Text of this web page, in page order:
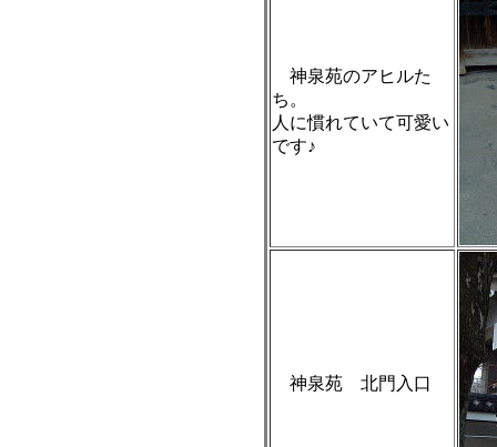
神泉苑のアヒルた
ち。
人に慣れていて可愛い
です♪
神泉苑 北門入口